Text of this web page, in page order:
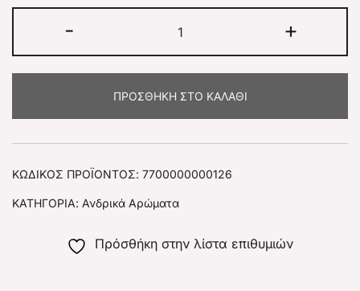
- +
ΠΡΟΣΘΉΚΗ ΣΤΟ ΚΑΛΆΘΙ
ΚΩΔΙΚΌΣ ΠΡΟΪΌΝΤΟΣ: 7700000000126
ΚΑΤΗΓΟΡΊΑ: Ανδρικά Αρώματα
Πρόσθήκη στην λίστα επιθυμιών